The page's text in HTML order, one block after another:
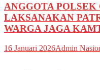
ANGGOTA
LAKSANAKAN
WARGA JAGA
16 Januari 2026Admin